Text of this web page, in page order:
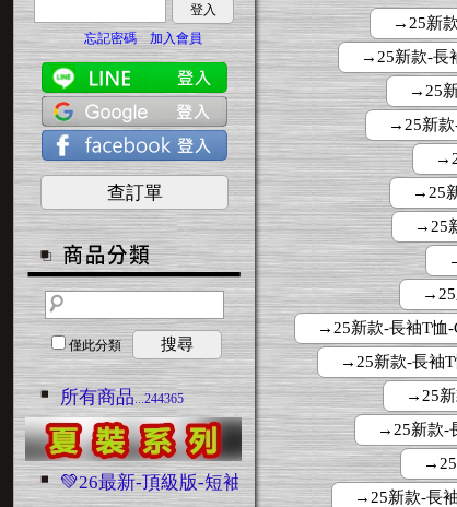
登入
忘記密碼
加入會員
查訂單
僅此分類 搜尋
所有商品 ...244365
💚26最新-頂級版-短袖💚...4845
→25新
→25新款-長
→25
→25新款
→25
→25
→25
→25新款-長袖T恤-
→25新款-長袖T
→25新
→25新款-
→25新款-長